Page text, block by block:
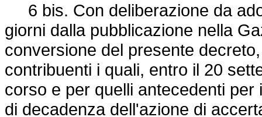
6 bis. Con deliberazione da
giorni dalla pubblicazione nella
conversione del presente
contribuenti i quali, entro il 20
corso e per quelli antecedenti
di decadenza dell'azione di